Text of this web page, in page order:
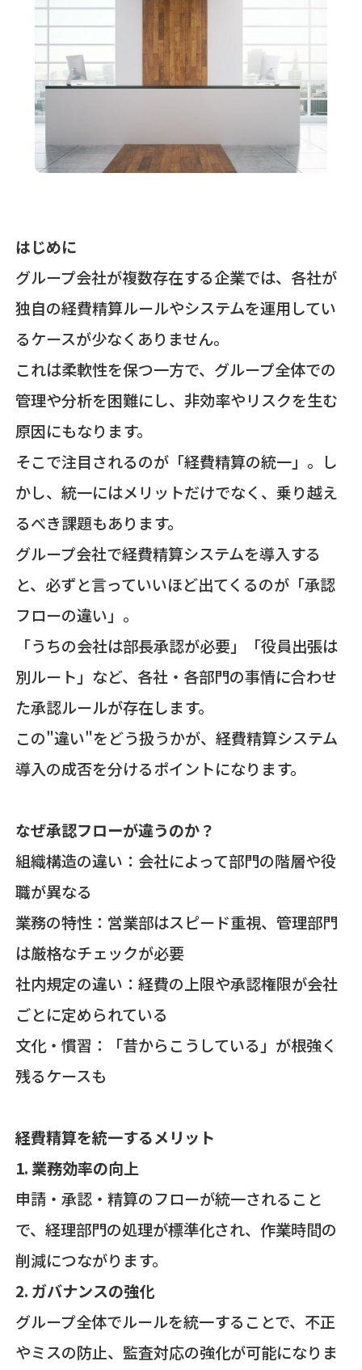
はじめに
グループ会社が複数存在する企業では、各社が
独自の経費精算ルールやシステムを運用してい
るケースが少なくありません。
これは柔軟性を保つ一方で、グループ全体での
管理や分析を困難にし、非効率やリスクを生む
原因にもなります。
そこで注目されるのが「経費精算の統一」。し
かし、統一にはメリットだけでなく、乗り越え
るべき課題もあります。
グループ会社で経費精算システムを導入する
と、必ずと言っていいほど出てくるのが「承認
フローの違い」。
「うちの会社は部長承認が必要」「役員出張は
別ルート」など、各社・各部門の事情に合わせ
た承認ルールが存在します。
この"違い"をどう扱うかが、経費精算システム
導入の成否を分けるポイントになります。
なぜ承認フローが違うのか？
組織構造の違い：会社によって部門の階層や役
職が異なる
業務の特性：営業部はスピード重視、管理部門
は厳格なチェックが必要
社内規定の違い：経費の上限や承認権限が会社
ごとに定められている
文化・慣習：「昔からこうしている」が根強く
残るケースも
経費精算を統一するメリット
1. 業務効率の向上
申請・承認・精算のフローが統一されること
で、経理部門の処理が標準化され、作業時間の
削減につながります。
2. ガバナンスの強化
グループ全体でルールを統一することで、不正
やミスの防止、監査対応の強化が可能になりま